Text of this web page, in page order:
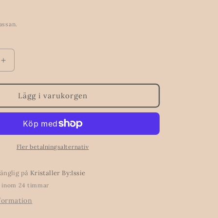
Öka
kvantitet
för
Rosa
Turmalin
–
Hjärtats
Välsignelse
Lägg i varukorgen
Fler betalningsalternativ
på Kristaller By:Issie
24 timmar